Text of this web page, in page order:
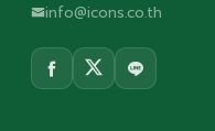
info@icons.co.th